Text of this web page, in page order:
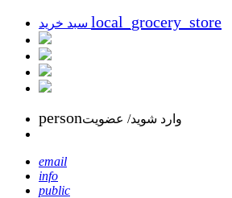
local_grocery_store
personوارد شوید/ عضویت
email
info
public